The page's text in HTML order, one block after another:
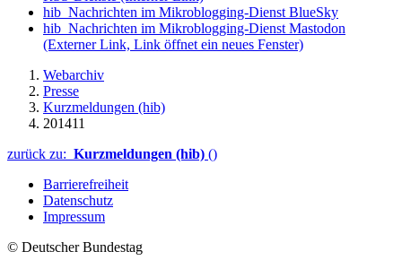
hib_Nachrichten im Mikroblogging-Dienst BlueSky
hib_Nachrichten im Mikroblogging-Dienst Mastodon
(Externer Link, Link öffnet ein neues Fenster)
Webarchiv
Presse
Kurzmeldungen (hib)
201411
zurück zu: Kurzmeldungen (hib) ()
Barrierefreiheit
Datenschutz
Impressum
© Deutscher Bundestag